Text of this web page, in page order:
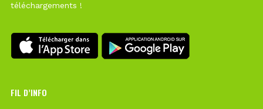
téléchargements !
FIL D’INFO